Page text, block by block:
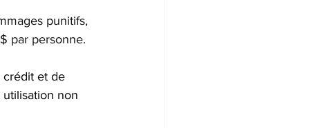
punitifs,
par personne.
crédit et de
non